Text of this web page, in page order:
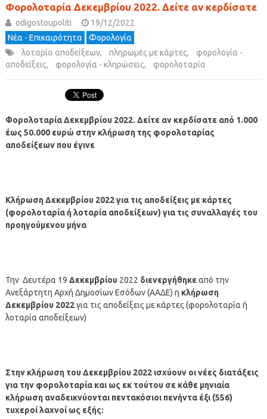
Φορολοταρία Δεκεμβρίου 2022. Δείτε αν κερδίσατε
odigostoupoliti
19/12/2022
Νέα - Επικαιρότητα
Φορολογία
λοταρία αποδείξεων, πληρωμές με κάρτες,
φορολογία -
αποδείξεις, φορολογία - κληρώσεις, φορολοταρία
Φορολοταρία Δεκεμβρίου 2022. Δείτε αν κερδίσατε από 1.000
έως 50.000 ευρώ στην κλήρωση της φορολοταρίας
αποδείξεων που έγινε
ΚλήρωσηΔεκεμβρίου2022 για τις αποδείξεις με κάρτες
(φορολοταρία ή λοταρία αποδείξεων) για τις συναλλαγές του
προηγούμενου μήνα
Την Δευτέρα 19 Δεκεμβρίου2022 διενεργήθηκεαπό την
Ανεξάρτητη Αρχή Δημοσίων Εσόδων (ΑΑΔΕ) η κλήρωση
Δεκεμβρίου2022για τις αποδείξεις με κάρτες (φορολοταρία ή
λοταρία αποδείξεων)
Στην κλήρωση τουΔεκεμβρίου2022 ισχύουν οι νέες διατάξεις
για την φορολοταρία και ως εκ τούτου σε κάθε μηνιαία
κλήρωση αναδεικνύονται πεντακόσιοι πενήντα έξι (556)
τυχεροί λαχνοί ως εξής: